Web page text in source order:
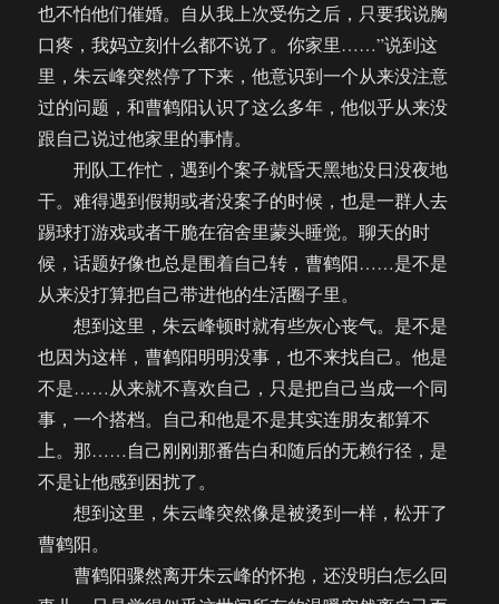
也不怕他们催婚。自从我上次受伤之后，只要我说胸
口疼，我妈立刻什么都不说了。你家里……”说到这
里，朱云峰突然停了下来，他意识到一个从来没注意
过的问题，和曹鹤阳认识了这么多年，他似乎从来没
跟自己说过他家里的事情。
刑队工作忙，遇到个案子就昏天黑地没日没夜地
干。难得遇到假期或者没案子的时候，也是一群人去
踢球打游戏或者干脆在宿舍里蒙头睡觉。聊天的时
候，话题好像也总是围着自己转，曹鹤阳……是不是
从来没打算把自己带进他的生活圈子里。
想到这里，朱云峰顿时就有些灰心丧气。是不是
也因为这样，曹鹤阳明明没事，也不来找自己。他是
不是……从来就不喜欢自己，只是把自己当成一个同
事，一个搭档。自己和他是不是其实连朋友都算不
上。那……自己刚刚那番告白和随后的无赖行径，是
不是让他感到困扰了。
想到这里，朱云峰突然像是被烫到一样，松开了
曹鹤阳。
曹鹤阳骤然离开朱云峰的怀抱，还没明白怎么回